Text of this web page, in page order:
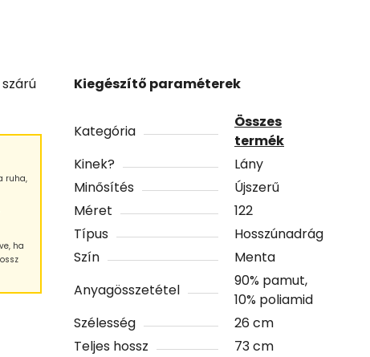
ruha,
ha
Kiegészítő paraméterek
Kategória
Összes
termék
Kinek?
Lány
Minősítés
Újszerű
Méret
122
Típus
Hosszúnadrág
Szín
Menta
Anyagösszetétel
90% pamut,
10% poliamid
Szélesség
26 cm
Teljes hossz
73 cm